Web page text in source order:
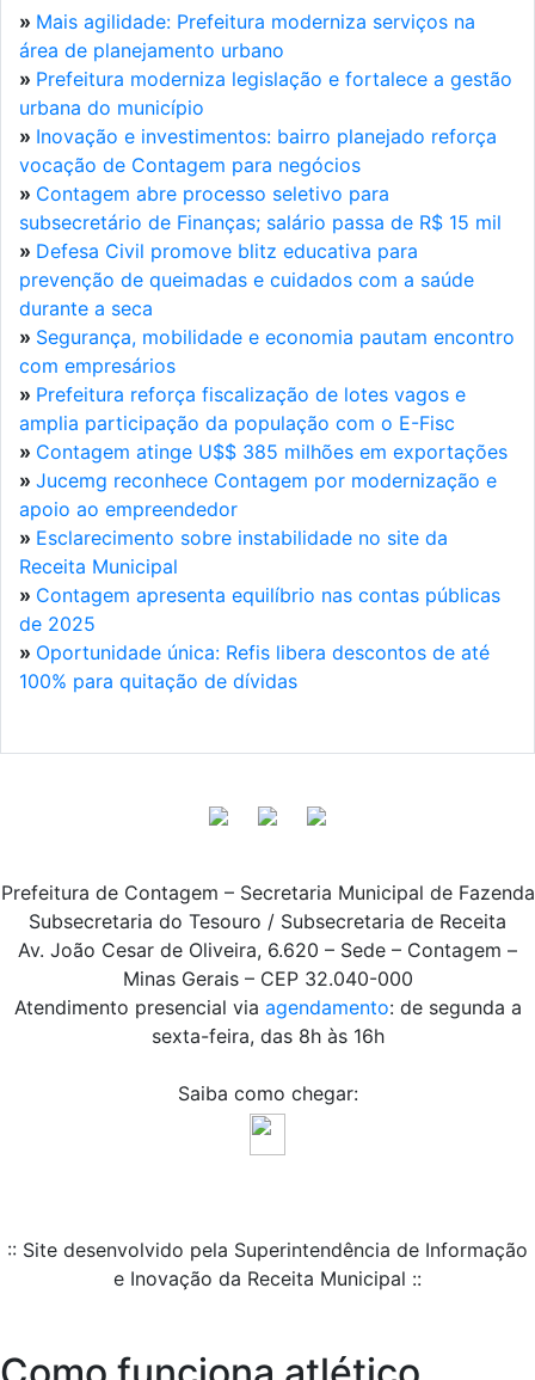
» Mais agilidade: Prefeitura moderniza serviços na
área de planejamento urbano
» Prefeitura moderniza legislação e fortalece a gestão
urbana do município
» Inovação e investimentos: bairro planejado reforça
vocação de Contagem para negócios
» Contagem abre processo seletivo para
subsecretário de Finanças; salário passa de R$ 15 mil
» Defesa Civil promove blitz educativa para
prevenção de queimadas e cuidados com a saúde
durante a seca
» Segurança, mobilidade e economia pautam encontro
com empresários
» Prefeitura reforça fiscalização de lotes vagos e
amplia participação da população com o E-Fisc
» Contagem atinge U$$ 385 milhões em exportações
» Jucemg reconhece Contagem por modernização e
apoio ao empreendedor
» Esclarecimento sobre instabilidade no site da
Receita Municipal
» Contagem apresenta equilíbrio nas contas públicas
de 2025
» Oportunidade única: Refis libera descontos de até
100% para quitação de dívidas
Prefeitura de Contagem – Secretaria Municipal de Fazenda
Subsecretaria do Tesouro / Subsecretaria de Receita
Av. João Cesar de Oliveira, 6.620 – Sede – Contagem –
Minas Gerais – CEP 32.040-000
Atendimento presencial via agendamento: de segunda a
sexta-feira, das 8h às 16h
Saiba como chegar:
:: Site desenvolvido pela Superintendência de Informação
e Inovação da Receita Municipal ::